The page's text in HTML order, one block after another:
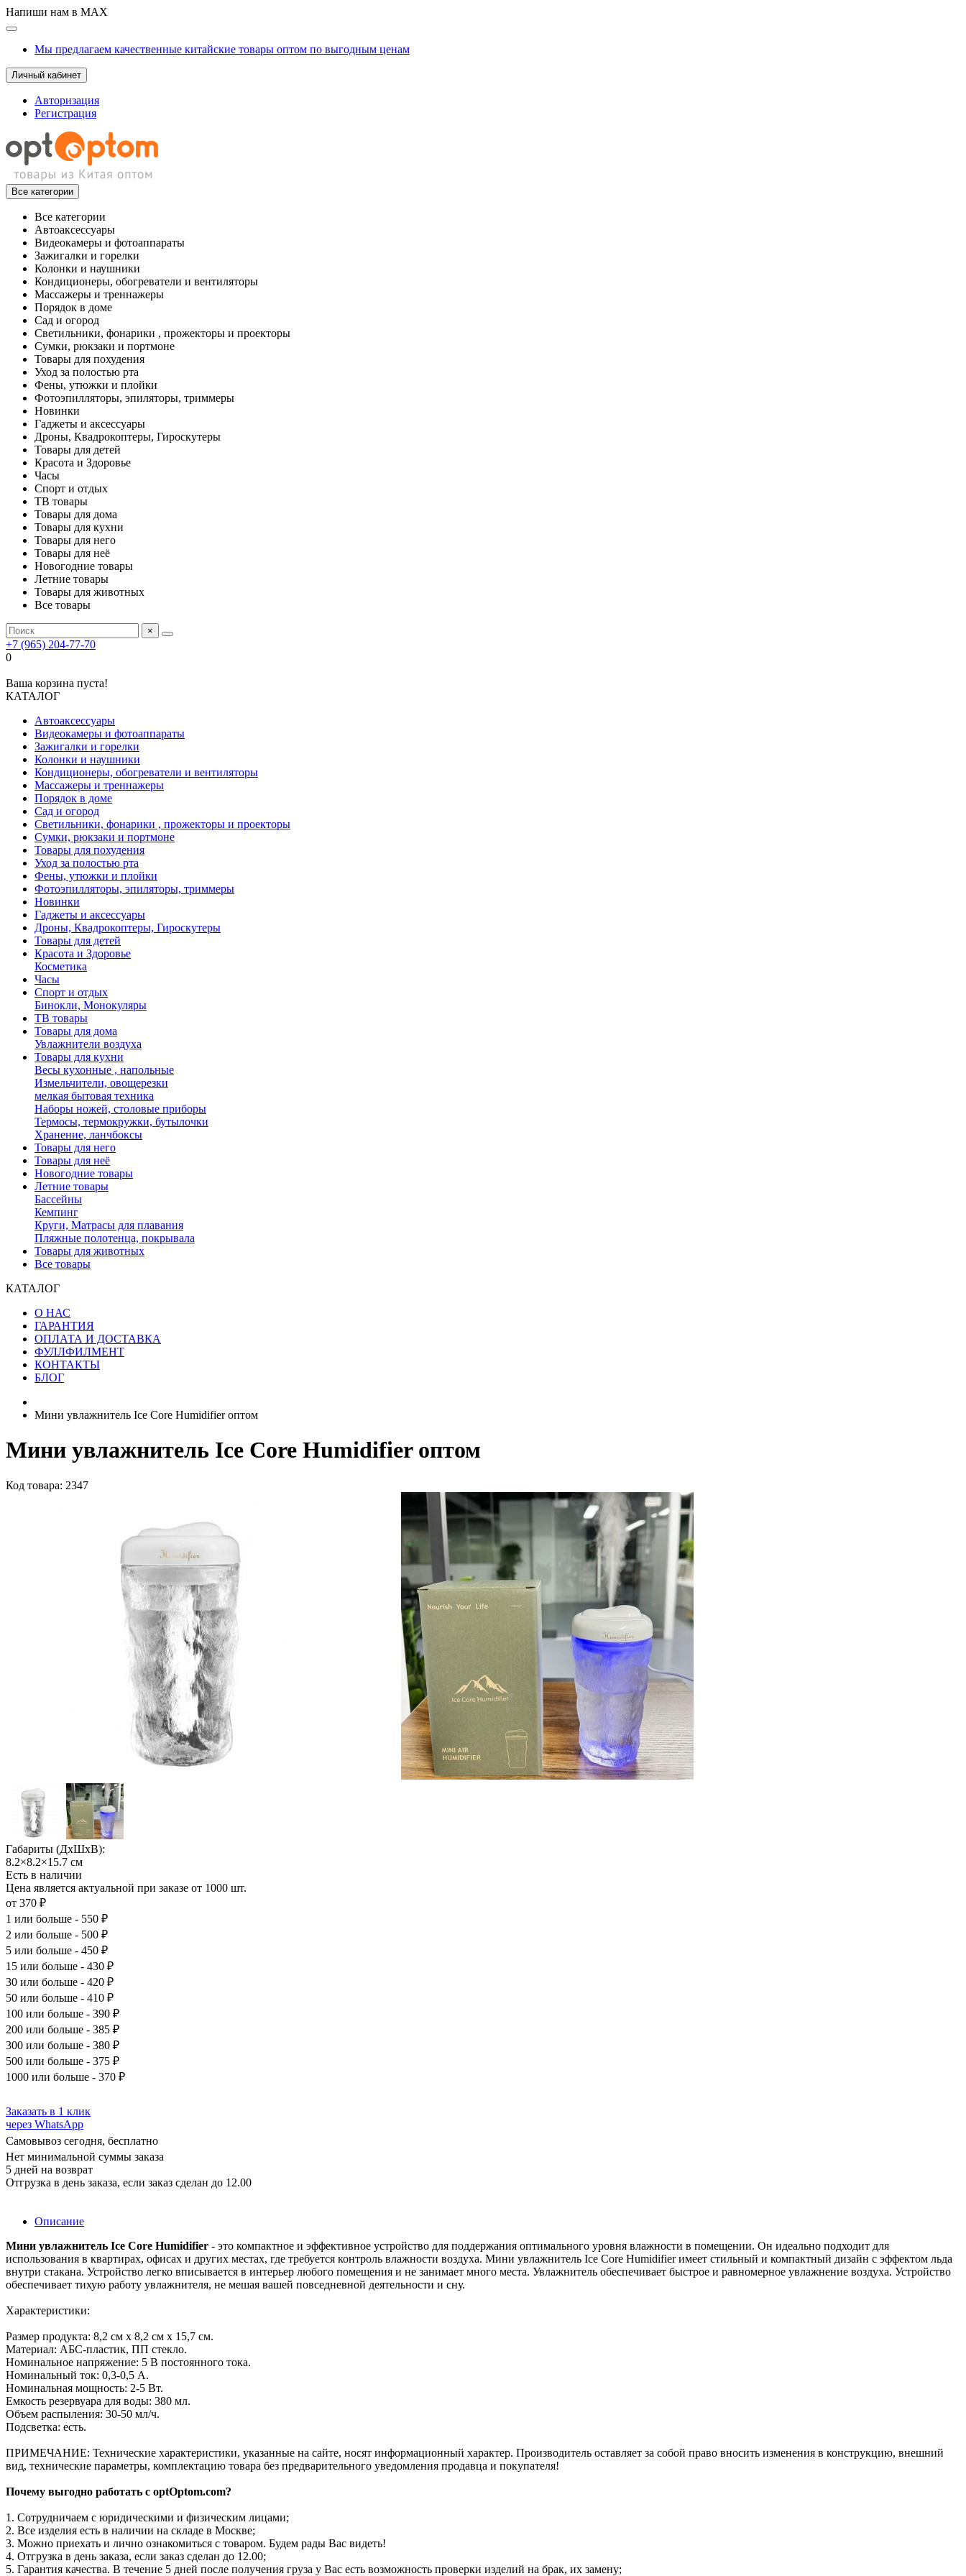
Напиши нам в MAX
Мы предлагаем качественные китайские товары оптом по выгодным ценам
Личный кабинет
Авторизация
Регистрация
Все категории
Все категории
Автоаксессуары
Видеокамеры и фотоаппараты
Зажигалки и горелки
Колонки и наушники
Кондиционеры, обогреватели и вентиляторы
Массажеры и треннажеры
Порядок в доме
Сад и огород
Светильники, фонарики , прожекторы и проекторы
Сумки, рюкзаки и портмоне
Товары для похудения
Уход за полостью рта
Фены, утюжки и плойки
Фотоэпилляторы, эпиляторы, триммеры
Новинки
Гаджеты и аксессуары
Дроны, Квадрокоптеры, Гироскутеры
Товары для детей
Красота и Здоровье
Часы
Спорт и отдых
ТВ товары
Товары для дома
Товары для кухни
Товары для него
Товары для неё
Новогодние товары
Летние товары
Товары для животных
Все товары
×
+7 (965) 204-77-70
0
Ваша корзина пуста!
КАТАЛОГ
Автоаксессуары
Видеокамеры и фотоаппараты
Зажигалки и горелки
Колонки и наушники
Кондиционеры, обогреватели и вентиляторы
Массажеры и треннажеры
Порядок в доме
Сад и огород
Светильники, фонарики , прожекторы и проекторы
Сумки, рюкзаки и портмоне
Товары для похудения
Уход за полостью рта
Фены, утюжки и плойки
Фотоэпилляторы, эпиляторы, триммеры
Новинки
Гаджеты и аксессуары
Дроны, Квадрокоптеры, Гироскутеры
Товары для детей
Красота и Здоровье
Косметика
Часы
Спорт и отдых
Бинокли, Монокуляры
ТВ товары
Товары для дома
Увлажнители воздуха
Товары для кухни
Весы кухонные , напольные
Измельчители, овощерезки
мелкая бытовая техника
Наборы ножей, столовые приборы
Термосы, термокружки, бутылочки
Хранение, ланчбоксы
Товары для него
Товары для неё
Новогодние товары
Летние товары
Бассейны
Кемпинг
Круги, Матрасы для плавания
Пляжные полотенца, покрывала
Товары для животных
Все товары
КАТАЛОГ
О НАС
ГАРАНТИЯ
ОПЛАТА И ДОСТАВКА
ФУЛЛФИЛМЕНТ
КОНТАКТЫ
БЛОГ
Мини увлажнитель Ice Core Humidifier оптом
Мини увлажнитель Ice Core Humidifier оптом
Код товара: 2347
Габариты (ДхШхВ):
8.2×8.2×15.7 см
Есть в наличии
Цена является актуальной при заказе от 1000 шт.
от 370 ₽
1 или больше - 550 ₽
2 или больше - 500 ₽
5 или больше - 450 ₽
15 или больше - 430 ₽
30 или больше - 420 ₽
50 или больше - 410 ₽
100 или больше - 390 ₽
200 или больше - 385 ₽
300 или больше - 380 ₽
500 или больше - 375 ₽
1000 или больше - 370 ₽
Заказать в 1 клик
через WhatsApp
Самовывоз сегодня, бесплатно
Нет минимальной суммы заказа
5 дней на возврат
Отгрузка в день заказа, если заказ сделан до 12.00
Описание
Мини увлажнитель Ice Core Humidifier - это компактное и эффективное устройство для поддержания оптимального уровня влажности в помещении. Он идеально подходит для
использования в квартирах, офисах и других местах, где требуется контроль влажности воздуха. Мини увлажнитель Ice Core Humidifier имеет стильный и компактный дизайн с эффектом льда
внутри стакана. Устройство легко вписывается в интерьер любого помещения и не занимает много места. Увлажнитель обеспечивает быстрое и равномерное увлажнение воздуха. Устройство
обеспечивает тихую работу увлажнителя, не мешая вашей повседневной деятельности и сну.
Характеристики:
Размер продукта: 8,2 см x 8,2 см x 15,7 см.
Материал: АБС-пластик, ПП стекло.
Номинальное напряжение: 5 В постоянного тока.
Номинальный ток: 0,3-0,5 А.
Номинальная мощность: 2-5 Вт.
Емкость резервуара для воды: 380 мл.
Объем распыления: 30-50 мл/ч.
Подсветка: есть.
ПРИМЕЧАНИЕ: Технические характеристики, указанные на сайте, носят информационный характер. Производитель оставляет за собой право вносить изменения в конструкцию, внешний
вид, технические параметры, комплектацию товара без предварительного уведомления продавца и покупателя!
Почему выгодно работать с optOptom.com?
1. Сотрудничаем с юридическими и физическим лицами;
2. Все изделия есть в наличии на складе в Москве;
3. Можно приехать и лично ознакомиться с товаром. Будем рады Вас видеть!
4. Отгрузка в день заказа, если заказ сделан до 12.00;
5. Гарантия качества. В течение 5 дней после получения груза у Вас есть возможность проверки изделий на брак, их замену;